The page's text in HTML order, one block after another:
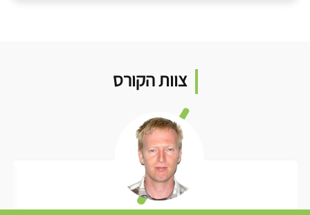
צוות הקורס